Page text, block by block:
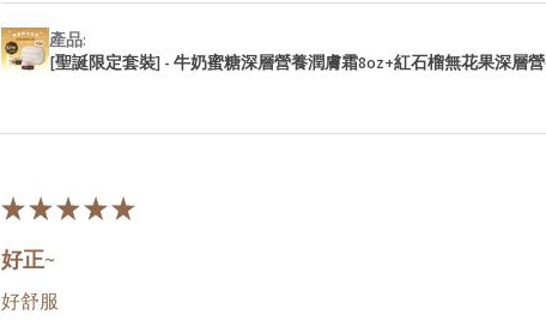
產品:
[聖誕限定套裝] - 牛奶蜜糖深層營養潤膚霜8oz+紅石榴無花果深層
★★★★★
好正~
好舒服